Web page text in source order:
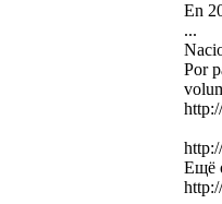
En
...
Por
Ещё